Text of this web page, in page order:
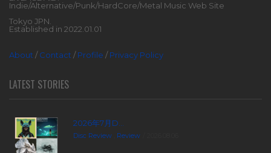
Indie/Alternative/Punk/HardCore/Metal Music Web Site
Tokyo JPN.
Established in 2022.01.01
About/Contact/Profile /Privacy Policy
LATEST STORIES
2026年7月D...
Disc Review Review